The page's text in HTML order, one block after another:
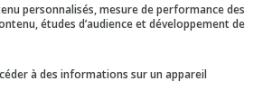
6 à 1.
personnalisés, mesure de performance des
études d’audience et développement de
à des informations sur un appareil